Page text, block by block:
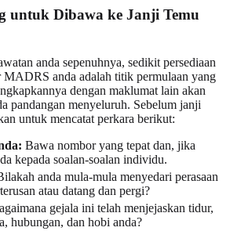
untuk Dibawa ke Janji Temu
anda sepenuhnya, sedikit persediaan
MADRS anda adalah titik permulaan yang
dengan maklumat lain akan
pandangan menyeluruh. Sebelum janji
untuk mencatat perkara berikut:
Bawa nombor yang tepat dan, jika
kepada soalan-soalan individu.
anda mula-mula menyedari perasaan
atau datang dan pergi?
gejala ini telah menjejaskan tidur,
hubungan, dan hobi anda?